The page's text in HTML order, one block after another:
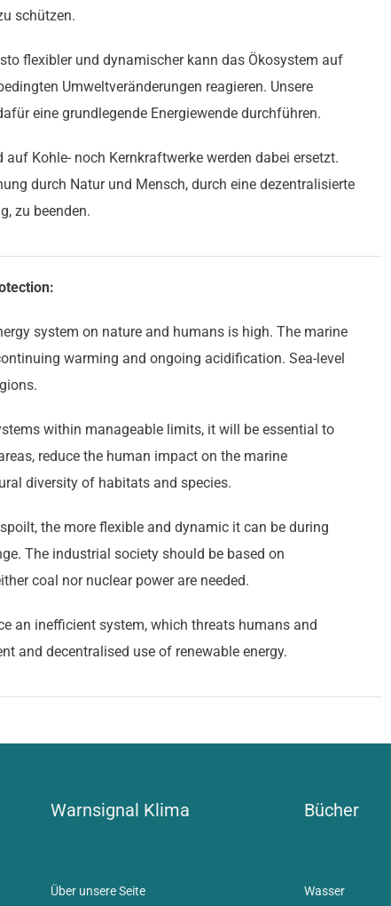
schützen.
flexibler und dynamischer kann das Ökosystem auf
Umweltveränderungen reagieren. Unsere
eine grundlegende Energiewende durchführen.
auf Kohle- noch Kernkraftwerke werden dabei ersetzt.
durch Natur und Mensch, durch eine dezentralisierte
zu beenden.
system on nature and humans is high. The marine
warming and ongoing acidification. Sea-level
within manageable limits, it will be essential to
reduce the human impact on the marine
diversity of habitats and species.
the more flexible and dynamic it can be during
The industrial society should be based on
coal nor nuclear power are needed.
an inefficient system, which threats humans and
and decentralised use of renewable energy.
Warnsignal Klima
Über unsere Seite
Bücher
Wasser